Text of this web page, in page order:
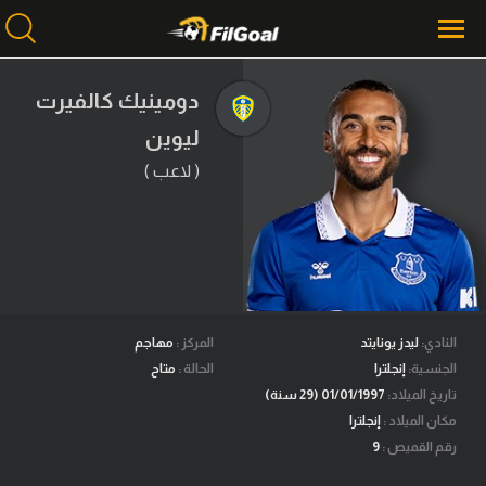
محتوى إخباري
الرئيسية
أخبار
مباريات
ميركاتو
فانتازي في الجول
مسابقة التوقعات
فيديوهات
دومينيك كالفيرت
ليوين
( لاعب )
النادي: ليدز يونايتد
الجنسية: إنجلترا
تاريخ الميلاد:
مكان الميلاد : إنجلترا
رقم القميص :
المركز : مهاجم
الحالة : متاح